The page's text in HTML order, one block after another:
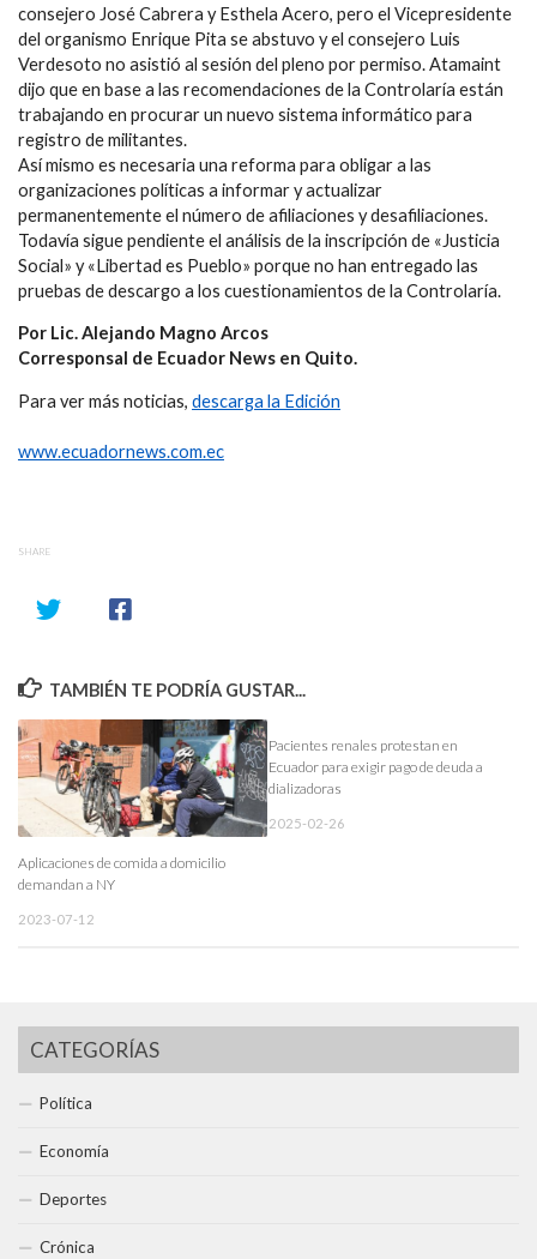
consejero José Cabrera y Esthela Acero, pero el Vicepresidente
del organismo Enrique Pita se abstuvo y el consejero Luis
Verdesoto no asistió al sesión del pleno por permiso. Atamaint
dijo que en base a las recomendaciones de la Controlaría están
trabajando en procurar un nuevo sistema informático para
registro de militantes.
Así mismo es necesaria una reforma para obligar a las
organizaciones políticas a informar y actualizar
permanentemente el número de afiliaciones y desafiliaciones.
Todavía sigue pendiente el análisis de la inscripción de «Justicia
Social» y «Libertad es Pueblo» porque no han entregado las
pruebas de descargo a los cuestionamientos de la Controlaría.
Por Lic. Alejando Magno Arcos
Corresponsal de Ecuador News en Quito.
Para ver más noticias, descarga la Edición
www.ecuadornews.com.ec
SHARE
TAMBIÉN TE PODRÍA GUSTAR...
Aplicaciones de comida a domicilio
demandan a NY
2023-07-12
Pacientes renales protestan en
Ecuador para exigir pago de deuda a
dializadoras
2025-02-26
CATEGORÍAS
Política
Economía
Deportes
Crónica